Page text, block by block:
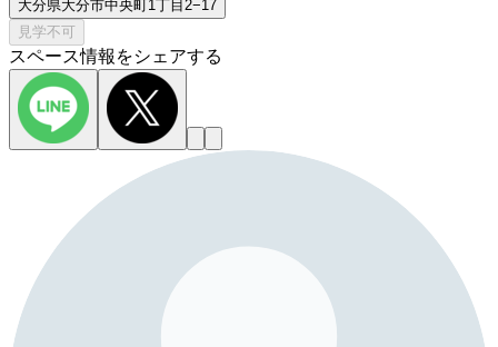
大分県大分市中央町1丁目2−17
見学不可
スペース情報をシェアする